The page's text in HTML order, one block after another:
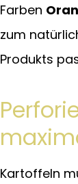
Farben
zum
Produkts
Kartoffeln